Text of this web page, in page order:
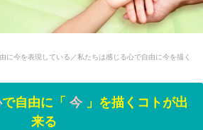
に今を表現している／私たちは感じる心で自由に今を描く
で自由に「 今」を描くコトが出
来る